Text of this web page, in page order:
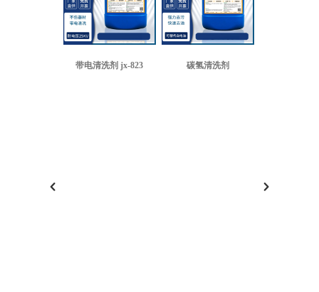
带电清洗剂 jx-823 碳氢清洗剂